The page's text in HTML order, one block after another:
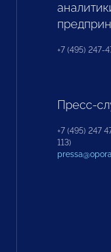
+7 (495) 247-
Пресс-
+7 (495) 247
113)